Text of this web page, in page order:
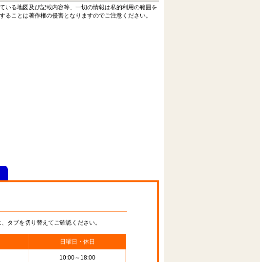
いる地図及び記載内容等、一切の情報は私的利用の範囲を
ことは著作権の侵害となりますのでご注意ください。
タブを切り替えてご確認ください。
日曜日・休日
10:00～18:00